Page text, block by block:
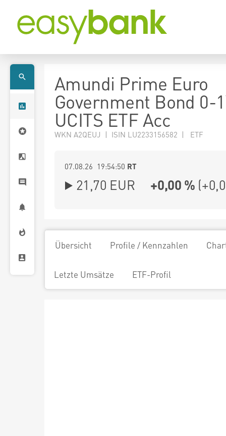
Amundi Prime Euro
Government Bond 0-
UCITS ETF Acc
WKN A2QEUJ | ISIN LU2233156582 | ETF
07.08.26 19:54:50 RT
21,70 EUR +0,00 % (
Übersicht Profile / Kennzahlen
Letzte Umsätze ETF-Profil